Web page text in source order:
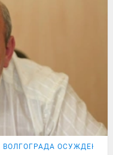
ОСУЖДЕН